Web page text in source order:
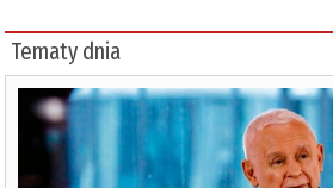
Tematy dnia